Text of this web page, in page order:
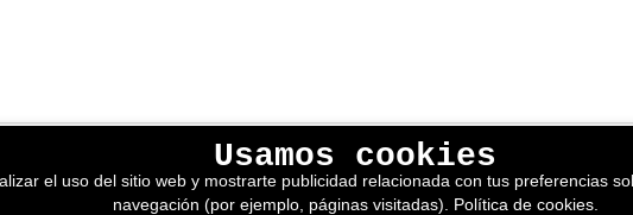
Aviso legal y política de privacidad
Política de Cookies
Condiciones generales de venta
Usamos cookies
el uso del sitio web y mostrarte publicidad relacionada con tus preferencias
navegación (por ejemplo, páginas visitadas). Política de cookies.